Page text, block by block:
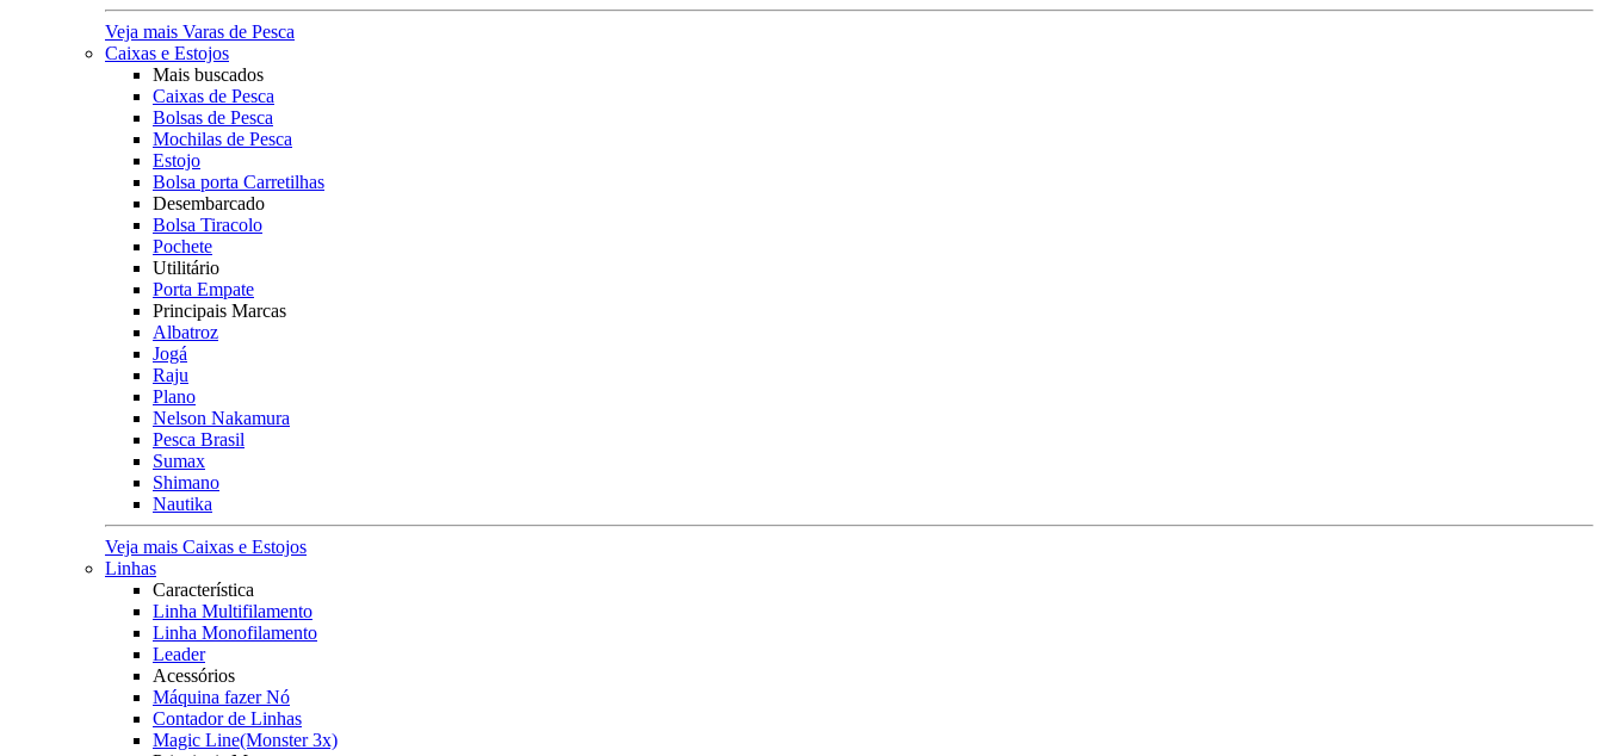
Veja mais Varas de Pesca
Caixas e Estojos
Mais buscados
Caixas de Pesca
Bolsas de Pesca
Mochilas de Pesca
Estojo
Bolsa porta Carretilhas
Desembarcado
Bolsa Tiracolo
Pochete
Utilitário
Porta Empate
Principais Marcas
Albatroz
Jogá
Raju
Plano
Nelson Nakamura
Pesca Brasil
Sumax
Shimano
Nautika
Veja mais Caixas e Estojos
Linhas
Característica
Linha Multifilamento
Linha Monofilamento
Leader
Acessórios
Máquina fazer Nó
Contador de Linhas
Magic Line(Monster 3x)